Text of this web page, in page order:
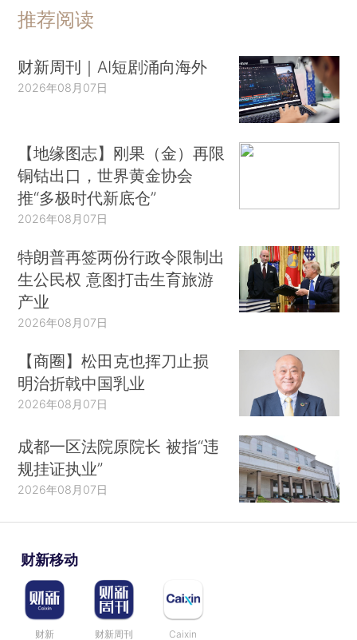
推荐阅读
财新周刊｜AI短剧涌向海外
2026年08月07日
【地缘图志】刚果（金）再限
铜钴出口，世界黄金协会
推“多极时代新底仓”
2026年08月07日
特朗普再签两份行政令限制出
生公民权 意图打击生育旅游
产业
2026年08月07日
【商圈】松田克也挥刀止损
明治折戟中国乳业
2026年08月07日
成都一区法院原院长 被指“违
规挂证执业”
2026年08月07日
财新移动
财新 财新周刊 Caixin